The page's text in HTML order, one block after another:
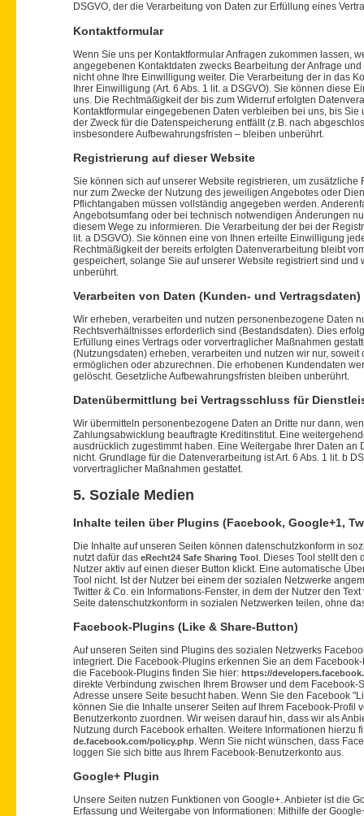
DSGVO, der die Verarbeitung von Daten zur Erfüllung eines
Kontaktformular
Wenn Sie uns per Kontaktformular Anfragen zukommen lassen,
angegebenen Kontaktdaten zwecks Bearbeitung der Anfrage
nicht ohne Ihre Einwilligung weiter. Die Verarbeitung der in das
Ihrer Einwilligung (Art. 6 Abs. 1 lit. a DSGVO). Sie können diese
uns. Die Rechtmäßigkeit der bis zum Widerruf erfolgten
Kontaktformular eingegebenen Daten verbleiben bei uns, bis
der Zweck für die Datenspeicherung entfällt (z.B. nach
insbesondere Aufbewahrungsfristen – bleiben unberührt.
Registrierung auf dieser Website
Sie können sich auf unserer Website registrieren, um
nur zum Zwecke der Nutzung des jeweiligen Angebotes oder
Pflichtangaben müssen vollständig angegeben werden.
Angebotsumfang oder bei technisch notwendigen Änderungen
diesem Wege zu informieren. Die Verarbeitung der bei der
lit. a DSGVO). Sie können eine von Ihnen erteilte Einwilligung
Rechtmäßigkeit der bereits erfolgten Datenverarbeitung bleibt
gespeichert, solange Sie auf unserer Website registriert sind
unberührt.
Verarbeiten von Daten (Kunden- und Vertragsdaten)
Wir erheben, verarbeiten und nutzen personenbezogene Daten
Rechtsverhältnisses erforderlich sind (Bestandsdaten). Dies
Erfüllung eines Vertrags oder vorvertraglicher Maßnahmen
(Nutzungsdaten) erheben, verarbeiten und nutzen wir nur,
ermöglichen oder abzurechnen. Die erhobenen Kundendaten
gelöscht. Gesetzliche Aufbewahrungsfristen bleiben unberührt.
Datenübermittlung bei Vertragsschluss für
Wir übermitteln personenbezogene Daten an Dritte nur dann,
Zahlungsabwicklung beauftragte Kreditinstitut. Eine
ausdrücklich zugestimmt haben. Eine Weitergabe Ihrer Daten
nicht. Grundlage für die Datenverarbeitung ist Art. 6 Abs. 1 lit. b
vorvertraglicher Maßnahmen gestattet.
5. Soziale Medien
Inhalte teilen über Plugins (Facebook, Google+1,
Die Inhalte auf unseren Seiten können datenschutzkonform in
nutzt dafür das eRecht24 Safe Sharing Tool . Dieses Tool stellt
Nutzer aktiv auf einen dieser Button klickt. Eine automatische
Tool nicht. Ist der Nutzer bei einem der sozialen Netzwerke
Twitter & Co. ein Informations-Fenster, in dem der Nutzer den
Seite datenschutzkonform in sozialen Netzwerken teilen, ohne
Facebook-Plugins (Like & Share-Button)
Auf unseren Seiten sind Plugins des sozialen Netzwerks
integriert. Die Facebook-Plugins erkennen Sie an dem
die Facebook-Plugins finden Sie hier: https://
direkte Verbindung zwischen Ihrem Browser und dem
Adresse unsere Seite besucht haben. Wenn Sie den Facebook
können Sie die Inhalte unserer Seiten auf Ihrem Facebook-
Benutzerkonto zuordnen. Wir weisen darauf hin, dass wir als
Nutzung durch Facebook erhalten. Weitere Informationen
de.facebook.com/policy.php . Wenn Sie nicht wünschen, dass
loggen Sie sich bitte aus Ihrem Facebook-Benutzerkonto aus.
Google+ Plugin
Unsere Seiten nutzen Funktionen von Google+. Anbieter ist die
Erfassung und Weitergabe von Informationen: Mithilfe der